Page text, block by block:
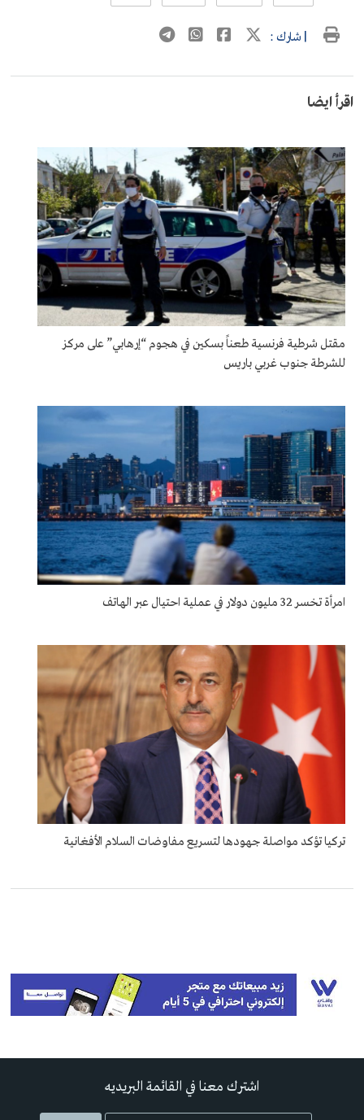
| شارك :
اقرأ ايضا
مقتل شرطية فرنسية طعناً بسكين في هجوم “إرهابي” على مركز
للشرطة جنوب غربي باريس
امرأة تخسر 32 مليون دولار في عملية احتيال عبر الهاتف
تركيا تؤكد مواصلة جهودها لتسريع مفاوضات السلام الأفغانية
اشترك معنا في القائمة البريديه